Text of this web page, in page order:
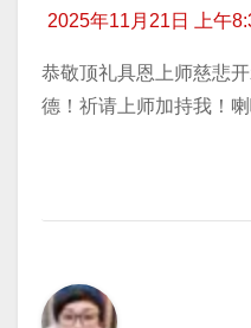
2025年11月21日 上午
恭敬顶礼具恩上师慈悲
德！祈请上师加持我！